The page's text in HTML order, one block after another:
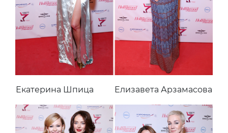
Екатерина Шпица Елизавета Арзамасова